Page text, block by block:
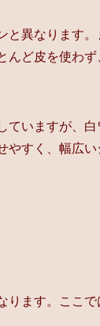
と異なります
んど皮を使わ
いますが、白
すく、幅広い
ります。ここ